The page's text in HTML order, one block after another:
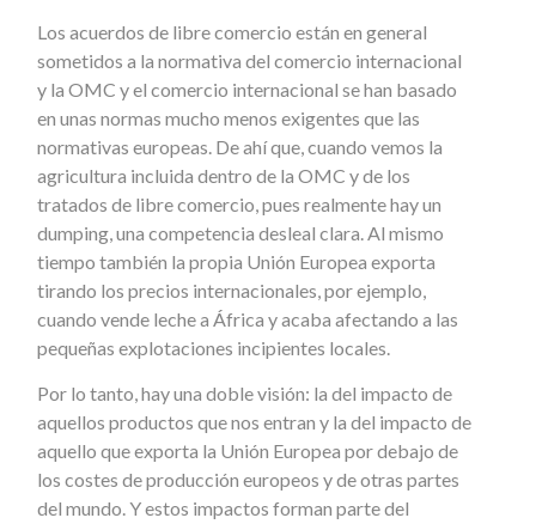
Los acuerdos de libre comercio están en general
sometidos a la normativa del comercio internacional
y la OMC y el comercio internacional se han basado
en unas normas mucho menos exigentes que las
normativas europeas. De ahí que, cuando vemos la
agricultura incluida dentro de la OMC y de los
tratados de libre comercio, pues realmente hay un
dumping, una competencia desleal clara. Al mismo
tiempo también la propia Unión Europea exporta
tirando los precios internacionales, por ejemplo,
cuando vende leche a África y acaba afectando a las
pequeñas explotaciones incipientes locales.
Por lo tanto, hay una doble visión: la del impacto de
aquellos productos que nos entran y la del impacto de
aquello que exporta la Unión Europea por debajo de
los costes de producción europeos y de otras partes
del mundo. Y estos impactos forman parte del